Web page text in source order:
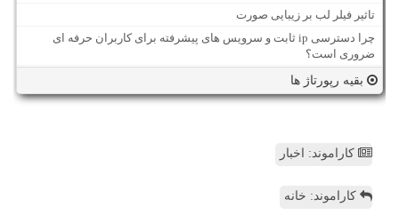
تاثیر فیلر لب بر زیبایی صورت
چرا دسترسی ip ثابت و سرویس های پیشرفته برای کاربران حرفه ای
ضروری است؟
بقیه رپورتاژ ها
کاراموند: اخبار
کاراموند: خانه